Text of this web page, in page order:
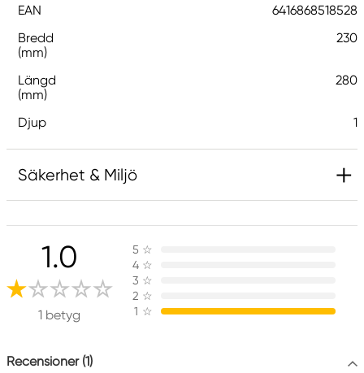
EAN
6416868518528
Bredd
(mm)
230
Längd
(mm)
280
Djup 1
Säkerhet & Miljö
Ansvarig EU
Mirka
ALFORT & CRONHOLM AB
Box 110 43
161 11 Bromma, Sweden
1.0
1 betyg
5 ☆
4 ☆
3 ☆
2 ☆
1 ☆
Recensioner (1)